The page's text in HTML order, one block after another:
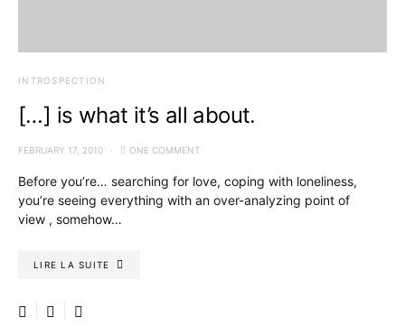
INTROSPECTION
[…] is what it’s all about.
FEBRUARY 17, 2010 ONE COMMENT
Before you’re… searching for love, coping with loneliness,
you’re seeing everything with an over-analyzing point of
view , somehow…
LIRE LA SUITE